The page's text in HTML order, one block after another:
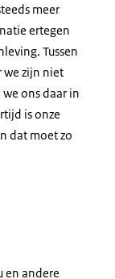
meer
ertegen
Tussen
we zijn niet
ons daar in
is onze
dat moet zo
en andere